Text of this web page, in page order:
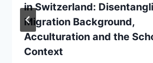
in Switzerland:
Migration Background,
Acculturation and the
Context